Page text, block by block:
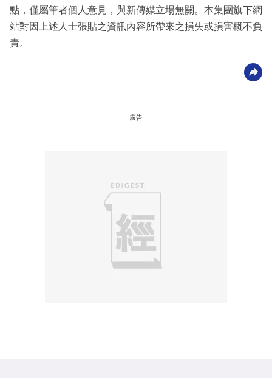
點，僅屬筆者個人意見，與新傳媒立場無關。本集團旗下網
站對因上述人士張貼之資訊內容所帶來之損失或損害概不負
責。
廣告